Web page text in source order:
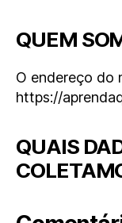
QUEM
O endereço do
https://
QUAIS